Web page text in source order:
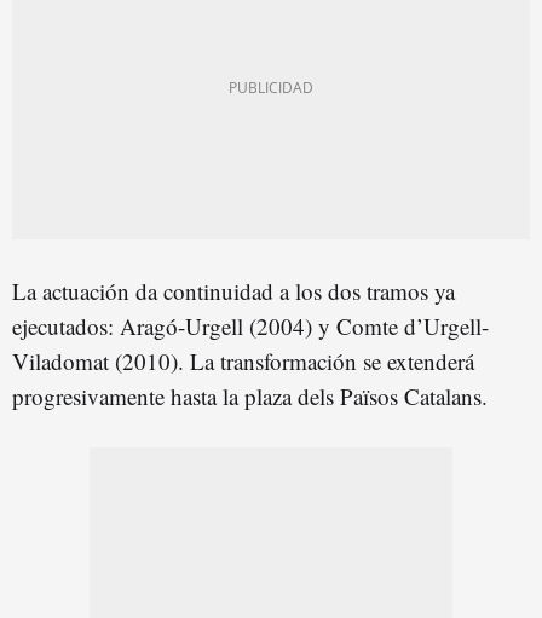
La actuación da continuidad a los dos tramos ya
ejecutados: Aragó-Urgell (2004) y Comte d’Urgell-
Viladomat (2010). La transformación se extenderá
progresivamente hasta la plaza dels Països Catalans.